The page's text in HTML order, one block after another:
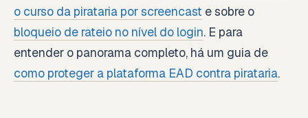
o curso da pirataria por screencast e sobre o
bloqueio de rateio no nível do login. E para
entender o panorama completo, há um guia de
como proteger a plataforma EAD contra pirataria.